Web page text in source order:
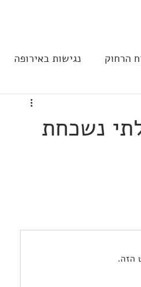
הרחוק נגישות באירופה
הפינה של מיכל
נשכחת